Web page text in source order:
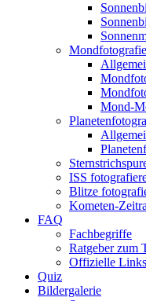
Mondfotografie
Mond-
ISS
Blitze
Kometen-
FAQ
Fachbegriffe
Ratgeber zum
Offizielle Links
Quiz
Bildergalerie